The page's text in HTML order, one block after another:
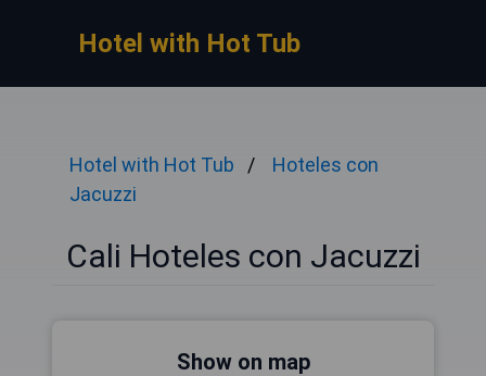
Hotel with Hot Tub
Hotel with Hot Tub
Hoteles con
Jacuzzi
Cali Hoteles con Jacuzzi
Show on map